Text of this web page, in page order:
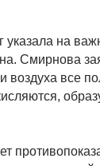
указала на
Смирнова
воздуха все